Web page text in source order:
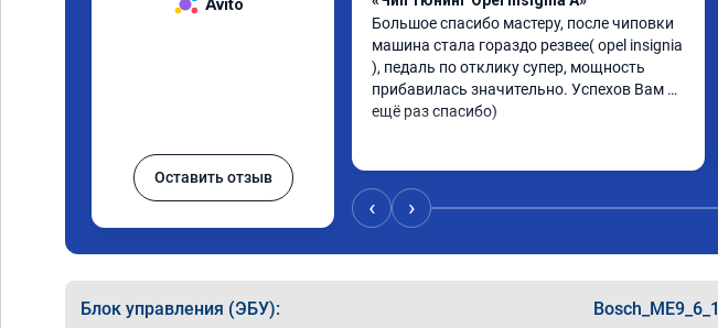
Оставить отзыв
Большое спасибо мастеру, после чиповки
машина стала гораздо резвее( opel insignia
), педаль по отклику супер, мощность
прибавилась значительно. Успехов Вам и
ещё раз спасибо)
‹ ›
Блок управления (ЭБУ): Bosch_ME9_6_1